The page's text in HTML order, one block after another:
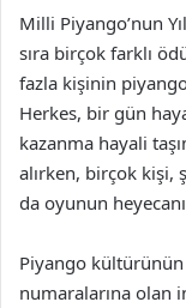
Milli Piyango’nun
sıra birçok farklı
fazla kişinin
Herkes, bir gün
kazanma hayali
alırken, birçok kişi,
da oyunun
Piyango
numaralarına olan